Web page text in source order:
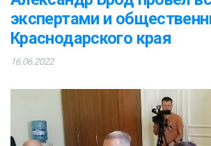
экспертами и
Краснодарского края
16.06.2022